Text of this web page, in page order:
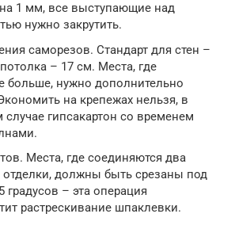
1 мм, все выступающие над
нужно закрутить.
саморезов. Стандарт для стен –
– 17 см. Места, где
больше, нужно дополнительно
на крепежах нельзя, в
случае гипсакартон со временем
Места, где соединяются два
отделки, должны быть срезаны под
градусов – эта операция
растрескивание шпаклевки.